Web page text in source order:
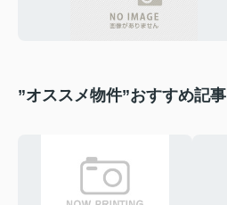
”オススメ物件”おすすめ記事